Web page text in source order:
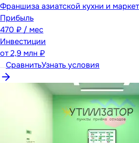
Франшиза азиатской кухни и
Прибыль
470 ₽ / мес
Инвестиции
от2,9 млн ₽
СравнитьУзнать условия